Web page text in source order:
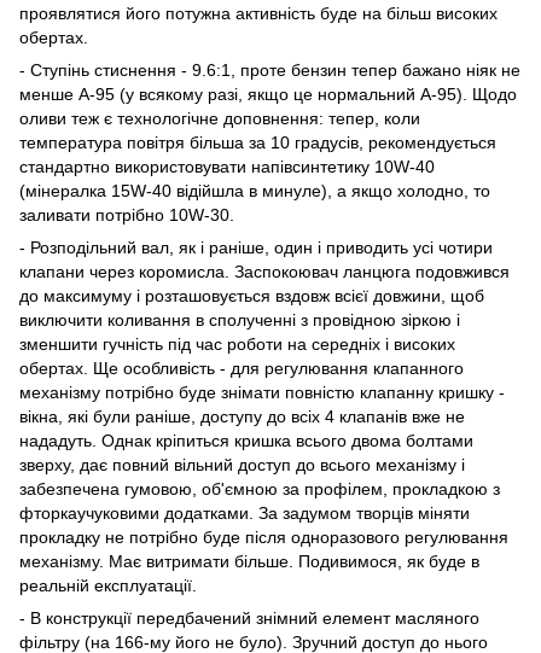
проявлятися його потужна активність буде на більш високих
обертах.
- Ступінь стиснення - 9.6:1, проте бензин тепер бажано ніяк не
менше A-95 (у всякому разі, якщо це нормальний А-95). Щодо
оливи теж є технологічне доповнення: тепер, коли
температура повітря більша за 10 градусів, рекомендується
стандартно використовувати напівсинтетику 10W-40
(мінералка 15W-40 відійшла в минуле), а якщо холодно, то
заливати потрібно 10W-30.
- Розподільний вал, як і раніше, один і приводить усі чотири
клапани через коромисла. Заспокоювач ланцюга подовжився
до максимуму і розташовується вздовж всієї довжини, щоб
виключити коливання в сполученні з провідною зіркою і
зменшити гучність під час роботи на середніх і високих
обертах. Ще особливість - для регулювання клапанного
механізму потрібно буде знімати повністю клапанну кришку -
вікна, які були раніше, доступу до всіх 4 клапанів вже не
нададуть. Однак кріпиться кришка всього двома болтами
зверху, дає повний вільний доступ до всього механізму і
забезпечена гумовою, об'ємною за профілем, прокладкою з
фторкаучуковими додатками. За задумом творців міняти
прокладку не потрібно буде після одноразового регулювання
механізму. Має витримати більше. Подивимося, як буде в
реальній експлуатації.
- В конструкції передбачений знімний елемент масляного
фільтру (на 166-му його не було). Зручний доступ до нього